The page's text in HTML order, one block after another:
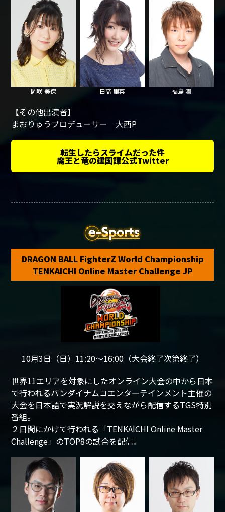
岡咲 美保 日高 里菜 福島 潤
【その他出演者】
まおりゅうプロデューサー 大西P
転生したらスライムだった件
魔王と竜の建国譚公式Twitter
DRAGON BALL FighterZ World Championship
TENKAICHI Online Master Challenge JP​​
10月3日（日）11:20～16:00（大会終了次第終了）
世界11エリアを対象にしたオンライン大会の中から日本
で行われるバンダイナムコエンターテインメント主催の
大会を日本語で実況解説を交えながら配信するTGS特別
番組。
２日間にかけて行われる「TENKAICHI Online Master
Challenge」のTOP8の試合を配信。